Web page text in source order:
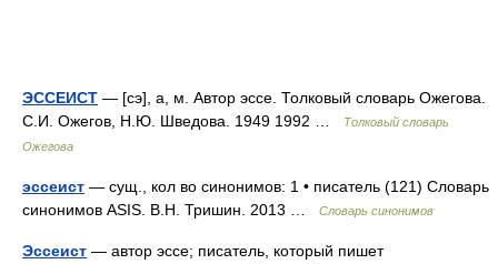
ЭССЕИСТ — [сэ], а, м. Автор эссе. Толковый словарь Ожегова.
С.И. Ожегов, Н.Ю. Шведова. 1949 1992 …
Толковый словарь
Ожегова
эссеист — сущ., кол во синонимов: 1 • писатель (121) Словарь
синонимов ASIS. В.Н. Тришин. 2013 …
Словарь синонимов
Эссеист — автор эссе; писатель, который пишет